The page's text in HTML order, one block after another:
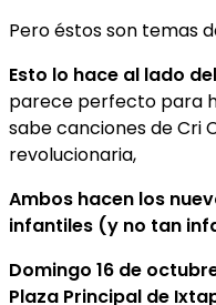
Pero éstos son temas
Esto lo hace al lado
parece perfecto para
sabe canciones de Cri
revolucionaria,
Ambos hacen los
infantiles (y no tan
Domingo 16 de
Plaza Principal de